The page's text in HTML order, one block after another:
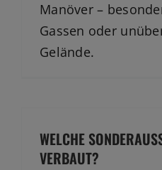
Manöver –
Gassen oder
Gelände.
WELCHE
VERBAUT?